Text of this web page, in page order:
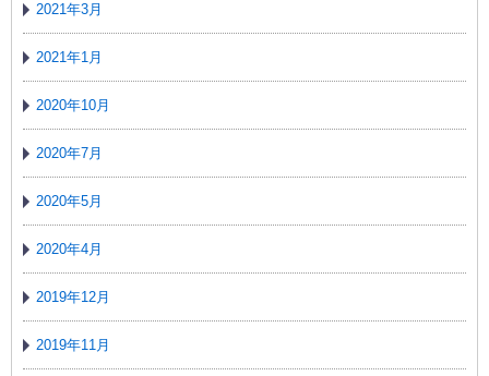
2021年3月
2021年1月
2020年10月
2020年7月
2020年5月
2020年4月
2019年12月
2019年11月